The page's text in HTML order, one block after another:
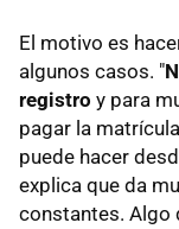
El motivo es
algunos casos. "
registro y para
pagar la
puede hacer
explica que da
constantes. Algo